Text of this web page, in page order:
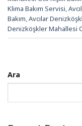
Klima Bakım Servisi,
Bakım,Avcılar
Denizköşkler Mahallesi
Ara